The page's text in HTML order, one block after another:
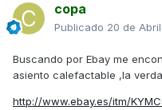
copa
Publicado 20 de
Buscando por Ebay me
asiento calefactable ,la
http://www.ebay.es/itm/